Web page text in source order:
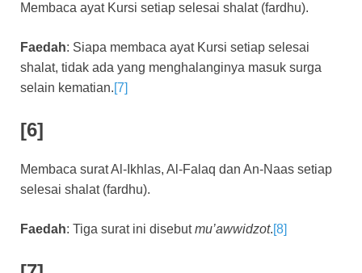
Membaca ayat Kursi setiap selesai shalat (fardhu).
Faedah: Siapa membaca ayat Kursi setiap selesai
shalat, tidak ada yang menghalanginya masuk surga
selain kematian.[7]
[6]
Membaca surat Al-Ikhlas, Al-Falaq dan An-Naas setiap
selesai shalat (fardhu).
Faedah: Tiga surat ini disebutmu’awwidzot.[8]